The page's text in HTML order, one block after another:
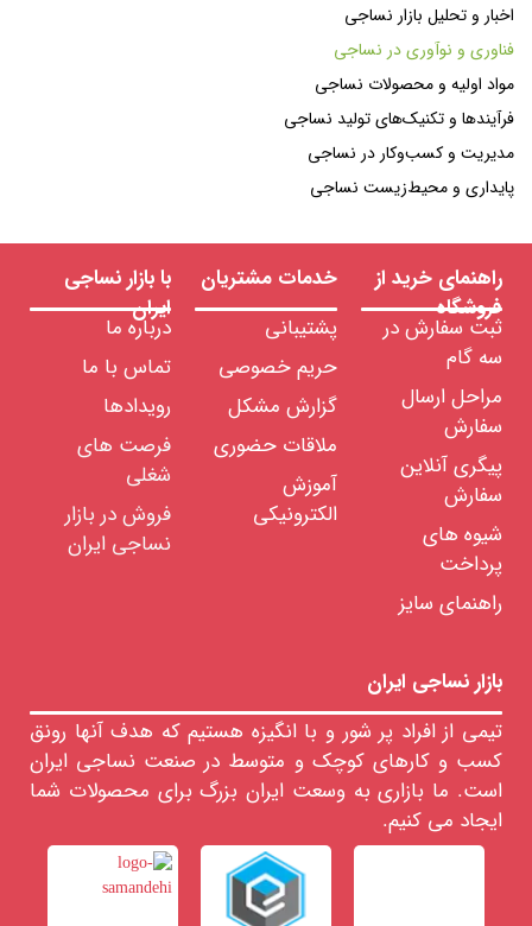
اخبار و تحلیل بازار نساجی
فناوری و نوآوری در نساجی
مواد اولیه و محصولات نساجی
فرآیندها و تکنیک‌های تولید نساجی
مدیریت و کسب‌وکار در نساجی
پایداری و محیط‌زیست نساجی
راهنمای خرید از
فروشگاه
ثبت سفارش در
سه گام
مراحل ارسال
سفارش
پیگری آنلاین
سفارش
شیوه های
پرداخت
راهنمای سایز
خدمات مشتریان
پشتیبانی
حریم خصوصی
گزارش مشکل
ملاقات حضوری
آموزش
الکترونیکی
با بازار نساجی
ایران
درباره ما
تماس با ما
رویدادها
فرصت های
شغلی
فروش در بازار
نساجی ایران
بازار نساجی ایران
تیمی از افراد پر شور و با انگیزه هستیم که هدف آنها رونق
کسب و کارهای کوچک و متوسط در صنعت نساجی ایران
است. ما بازاری به وسعت ایران بزرگ برای محصولات شما
ایجاد می کنیم.